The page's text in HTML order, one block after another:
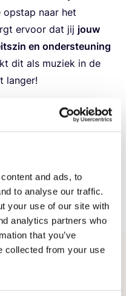
and ads, to
to analyse our traffic.
your use of our site with
analytics partners who
that you’ve
collected from your use
naar het
ervoor dat jij jouw
en onder­steu­ning
dit als muziek in de
langer!